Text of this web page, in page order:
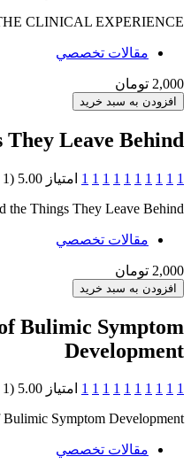
CLINICAL EXPERIENCE
مقالات تخصصي
2,000 تومان
Leave Behind
1
1
1
1
1
1
1
1
1
1 امتیاز 5.00 (1 رای)
the Things They Leave Behind
مقالات تخصصي
2,000 تومان
Bulimic Symptom
Development
1
1
1
1
1
1
1
1
1
1 امتیاز 5.00 (1 رای)
Bulimic Symptom Development
مقالات تخصصي